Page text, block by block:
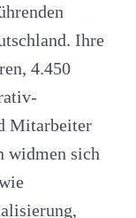
Ihre
4.450
Mitarbeiter
widmen sich